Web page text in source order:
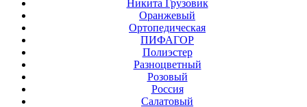
Никита Грузовик
Оранжевый
Ортопедическая
ПИФАГОР
Полиэстер
Разноцветный
Розовый
Россия
Салатовый